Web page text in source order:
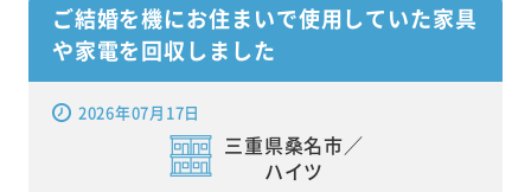
ご結婚を機にお住まいで使用していた家具
や家電を回収しました
2026年07月17日
三重県桑名市／
ハイツ